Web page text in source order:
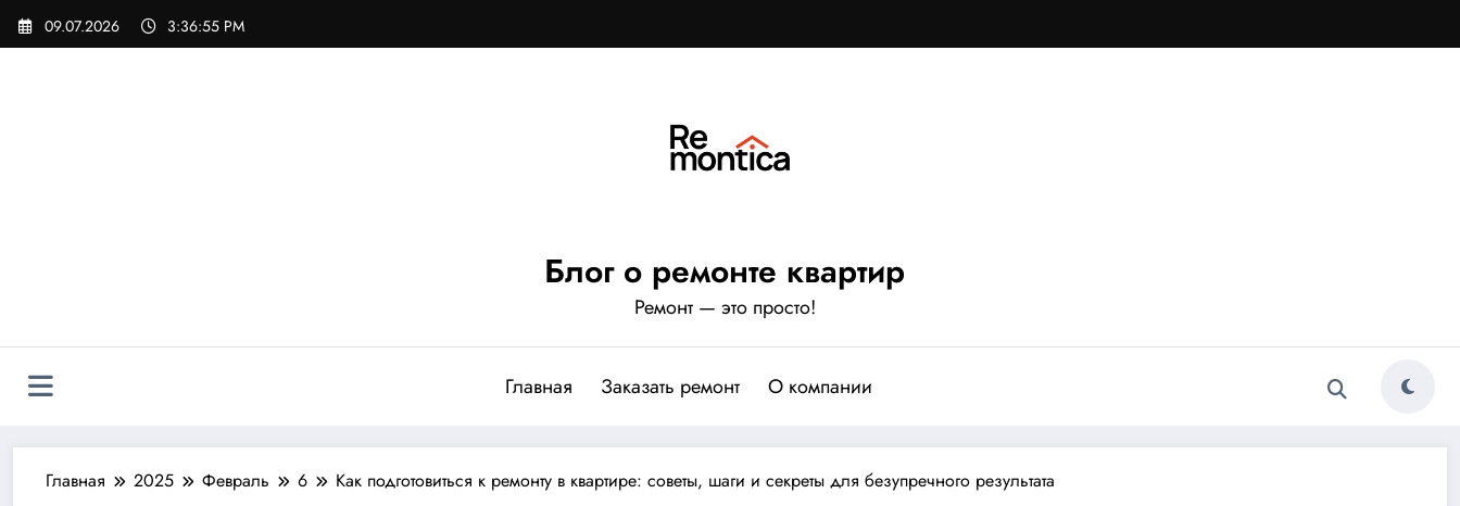
Перейти
09.07.2026 3:36:56 PM
Блог о ремонте квартир
Ремонт — это просто!
Главная Заказать ремонт О компании
Главная 2025 Февраль 6 Как подготовиться к ремонту в квартире: советы, шаги и секреты для безупречного результата